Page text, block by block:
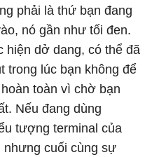
phải là thứ bạn đang
nó gần như tối đen.
hiện dở dang, có thể đã
trong lúc bạn không để
toàn vì chờ bạn
Nếu đang dùng
tượng terminal của
nhưng cuối cùng sự